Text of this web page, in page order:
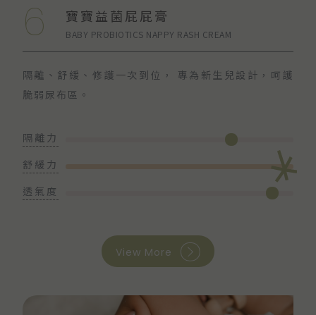
6 寶寶益菌屁屁膏
BABY PROBIOTICS NAPPY RASH CREAM
隔離、舒緩、修護一次到位，
專為新生兒設計，呵護
脆弱尿布區。
隔離力
舒緩力
透氣度
View More